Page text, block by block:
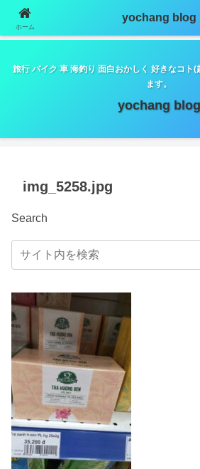
google.com, pub-5798179889932653,
f08c47fec0942fa0
旅行 バイク 車 海釣り 面白おかしく 好きなコト
ます。
yochang blog
img_5258.jpg
Search
ホーム
yochang blog